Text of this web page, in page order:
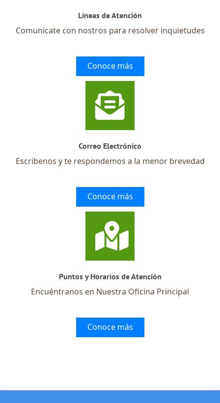
Líneas de Atención
Comunicate con nostros para resolver inquietudes
Conoce más
Correo Electrónico
Escribenos y te respondemos a la menor brevedad
Conoce más
Puntos y Horarios de Atención
Encuéntranos en Nuestra Oficina Principal
Conoce más